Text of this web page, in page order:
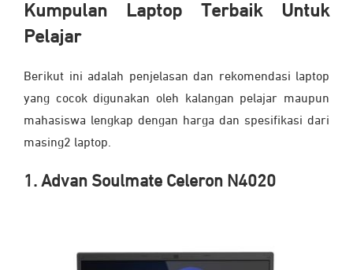
Kumpulan Laptop Terbaik Untuk
Pelajar
Berikut ini adalah penjelasan dan rekomendasi laptop
yang cocok digunakan oleh kalangan pelajar maupun
mahasiswa lengkap dengan harga dan spesifikasi dari
masing2 laptop.
1. Advan Soulmate Celeron N4020